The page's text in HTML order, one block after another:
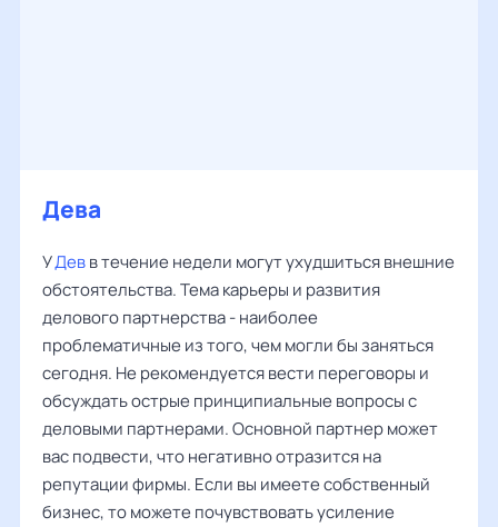
Дева
УДевв течение недели могут ухудшиться внешние
обстоятельства. Тема карьеры и развития
делового партнерства - наиболее
проблематичные из того, чем могли бы заняться
сегодня. Не рекомендуется вести переговоры и
обсуждать острые принципиальные вопросы с
деловыми партнерами. Основной партнер может
вас подвести, что негативно отразится на
репутации фирмы. Если вы имеете собственный
бизнес, то можете почувствовать усиление